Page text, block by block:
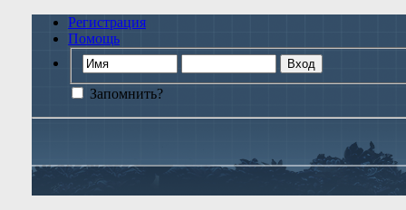
Регистрация
Помощь
Запомнить?